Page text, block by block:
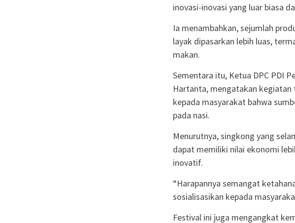
inovasi-inovasi yang luar biasa
Ia menambahkan, sejumlah
layak dipasarkan lebih luas,
makan.
Sementara itu, Ketua DPC PDI
Hartanta, mengatakan
kepada masyarakat bahwa
pada nasi.
Menurutnya, singkong yang
dapat memiliki nilai ekonomi
inovatif.
“Harapannya semangat
sosialisasikan kepada
Festival ini juga mengangkat